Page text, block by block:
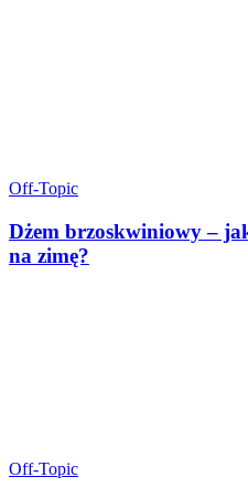
Off-Topic
Dżem brzoskwiniowy –
na zimę?
Off-Topic